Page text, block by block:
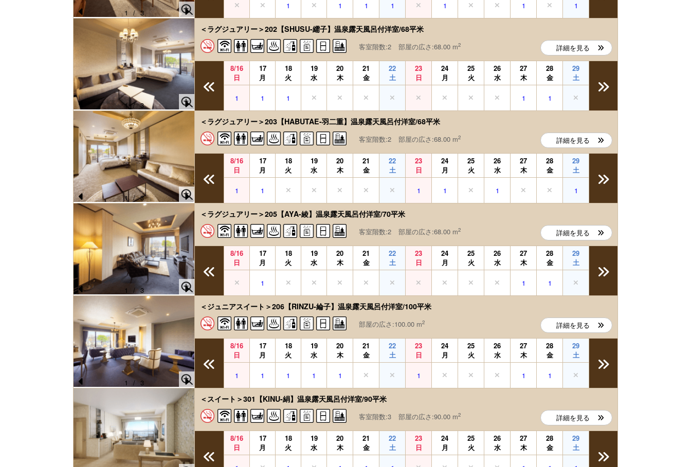
vi
o
u
s
N
e
xt
1 / 3
1 1 1 1 1 1 1
e
vi
o
u
s
N
1 / 3
＜ラグジュアリー＞202【SHUSU-繻子】温泉露天風呂付洋室/68平米
客室階数:2 部屋の広さ:68.00 m2 詳細を見る
8/16
日
17
月
18
火
19
水
20
木
21
金
22
土
23
日
24
月
25
火
26
水
27
木
28
金
29
土
1 1 1 1 1
Pr
e
vi
o
u
s
N
e
xt
1 / 3
＜ラグジュアリー＞203【HABUTAE-羽二重】温泉露天風呂付洋室/68平米
客室階数:2 部屋の広さ:68.00 m2 詳細を見る
8/16
日
17
月
18
火
19
水
20
木
21
金
22
土
23
日
24
月
25
火
26
水
27
木
28
金
29
土
1 1 1 1 1 1
Pr
e
vi
o
u
s
e
xt
1 / 3
＜ラグジュアリー＞205【AYA-綾】温泉露天風呂付洋室/70平米
客室階数:2 部屋の広さ:68.00 m2 詳細を見る
8/16
日
17
月
18
火
19
水
20
木
21
金
22
土
23
日
24
月
25
火
26
水
27
木
28
金
29
土
1 1 1
e
vi
o
u
N
e
xt
1 / 3
＜ジュニアスイート＞206【RINZU-綸子】温泉露天風呂付洋室/100平米
部屋の広さ:100.00 m2 詳細を見る
8/16
日
17
月
18
火
19
水
20
木
21
金
22
土
23
日
24
月
25
火
26
水
27
木
28
金
29
土
1 1 1 1 1 1 1 1
＜スイート＞301【KINU-絹】温泉露天風呂付洋室/90平米
客室階数:3 部屋の広さ:90.00 m2 詳細を見る
8/16
日
17
月
18
火
19
水
20
木
21
金
22
土
23
日
24
月
25
火
26
水
27
木
28
金
29
土